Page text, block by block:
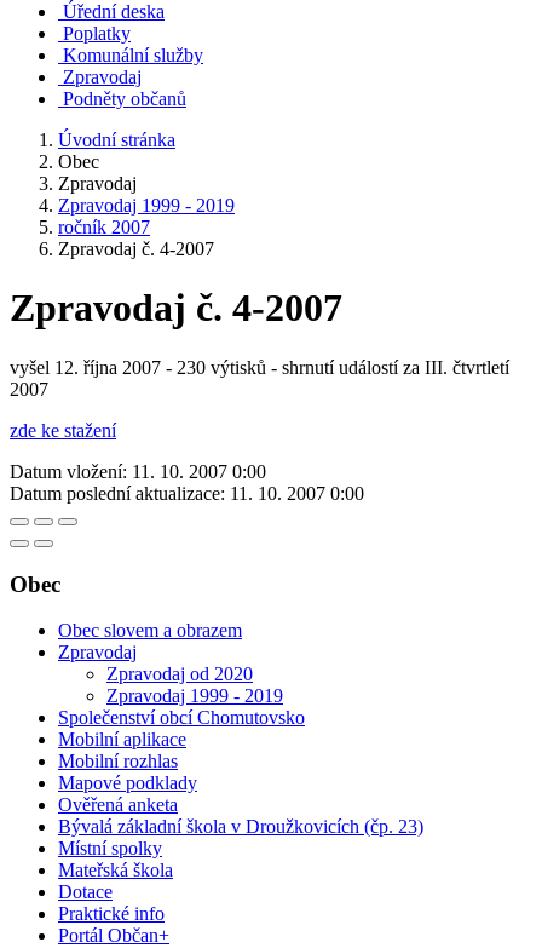
Úřední deska
Poplatky
Komunální služby
Zpravodaj
Podněty občanů
Úvodní stránka
Obec
Zpravodaj
Zpravodaj 1999 - 2019
ročník 2007
Zpravodaj č. 4-2007
Zpravodaj č. 4-2007
vyšel 12. října 2007 - 230 výtisků - shrnutí událostí za III. čtvrtletí
2007
zde ke stažení
Datum vložení: 11. 10. 2007 0:00
Datum poslední aktualizace: 11. 10. 2007 0:00
Obec
Obec slovem a obrazem
Zpravodaj
Zpravodaj od 2020
Zpravodaj 1999 - 2019
Společenství obcí Chomutovsko
Mobilní aplikace
Mobilní rozhlas
Mapové podklady
Ověřená anketa
Bývalá základní škola v Droužkovicích (čp. 23)
Místní spolky
Mateřská škola
Dotace
Praktické info
Portál Občan+